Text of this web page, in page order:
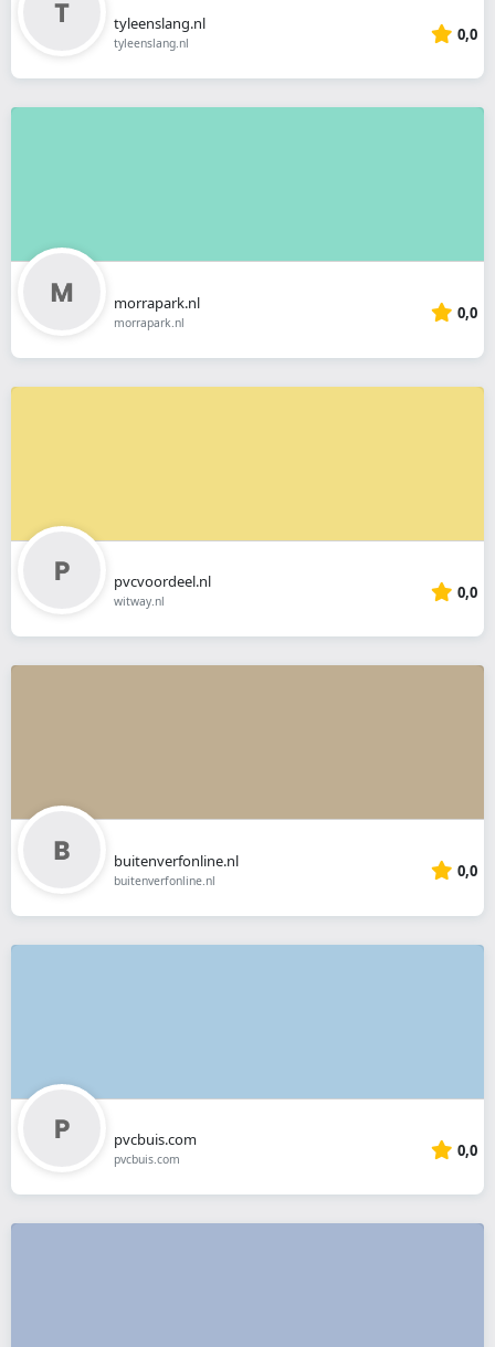
tyleenslang.nl
tyleenslang.nl 0,0
morrapark.nl
morrapark.nl 0,0
pvcvoordeel.nl
witway.nl 0,0
buitenverfonline.nl
buitenverfonline.nl 0,0
pvcbuis.com
pvcbuis.com 0,0